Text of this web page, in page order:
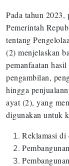
Pada tahun 2023,
Pemerintah
tentang
(2) menjelaskan
pemanfaatan
pengambilan,
hingga
ayat (2), yang
digunakan untuk
Reklamasi di